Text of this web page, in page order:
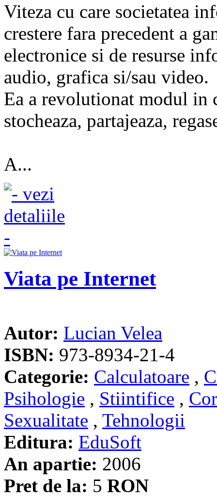
Viteza cu care societatea
crestere fara precedent a
electronice si de resurse
audio, grafica si/sau video.
Ea a revolutionat modul in
stocheaza, partajeaza,
A...
Viata pe Internet
Autor: Lucian Velea
ISBN: 973-8934-21-4
Categorie: Calculatoare ,
Psihologie , Stiintifice ,
Sexualitate , Tehnologii
Editura: EduSoft
An apartie: 2006
Pret de la: 5 RON